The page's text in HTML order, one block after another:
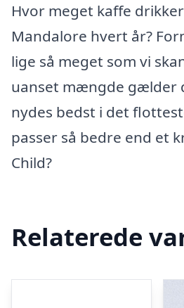
Hvor meget kaffe
Mandalore hvert år?
lige så meget som vi
uanset mængde gælder
nydes bedst i det
passer så bedre end et
Child?
Relaterede